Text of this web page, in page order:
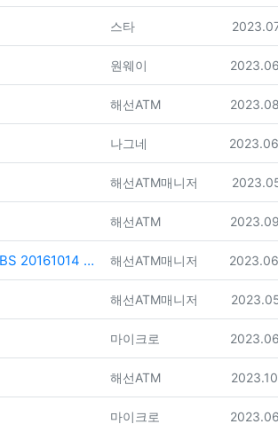
등록자
스타 등록일
등록자
원웨이 등록일
등록자
해선ATM 등록일
등록자
나그네 등록일
등록자
해선ATM매니저 등록일
등록자
해선ATM 등록일
방송… 등록자
해선ATM매니저 등록일
등록자
해선ATM매니저 등록일
등록자
마이크로 등록일
등록자
해선ATM 등록일
등록자
마이크로 등록일